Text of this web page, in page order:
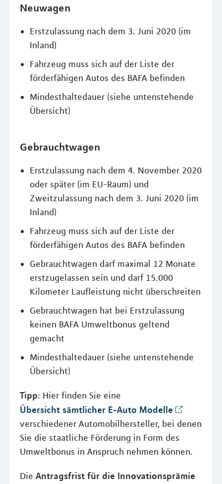
Neuwagen
Erstzulassung nach dem 3. Juni 2020 (im
Inland)
Fahrzeug muss sich auf der Liste der
förderfähigen Autos des BAFA befinden
Mindesthaltedauer (siehe untenstehende
Übersicht)
Gebrauchtwagen
Erstzulassung nach dem 4. November 2020
oder später (im EU-Raum) und
Zweitzulassung nach dem 3. Juni 2020 (im
Inland)
Fahrzeug muss sich auf der Liste der
förderfähigen Autos des BAFA befinden
Gebrauchtwagen darf maximal 12 Monate
erstzugelassen sein und darf 15.000
Kilometer Laufleistung nicht überschreiten
Gebrauchtwagen hat bei Erstzulassung
keinen BAFA Umweltbonus geltend
gemacht
Mindesthaltedauer (siehe untenstehende
Übersicht)
Tipp: Hier finden Sie eine
Übersicht sämtlicher E-Auto Modelle
verschiedener Automobilhersteller, bei denen
Sie die staatliche Förderung in Form des
Umweltbonus in Anspruch nehmen können.
Die Antragsfrist für die Innovationsprämie